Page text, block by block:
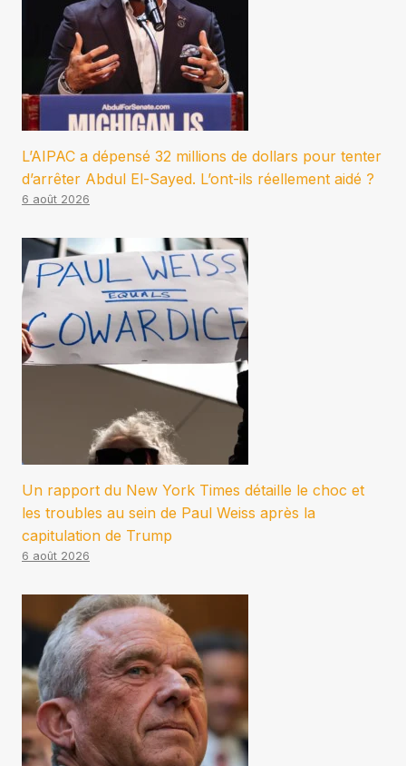
L’AIPAC a dépensé 32 millions de dollars pour tenter
d’arrêter Abdul El-Sayed. L’ont-ils réellement aidé ?
6 août 2026
Un rapport du New York Times détaille le choc et
les troubles au sein de Paul Weiss après la
capitulation de Trump
6 août 2026